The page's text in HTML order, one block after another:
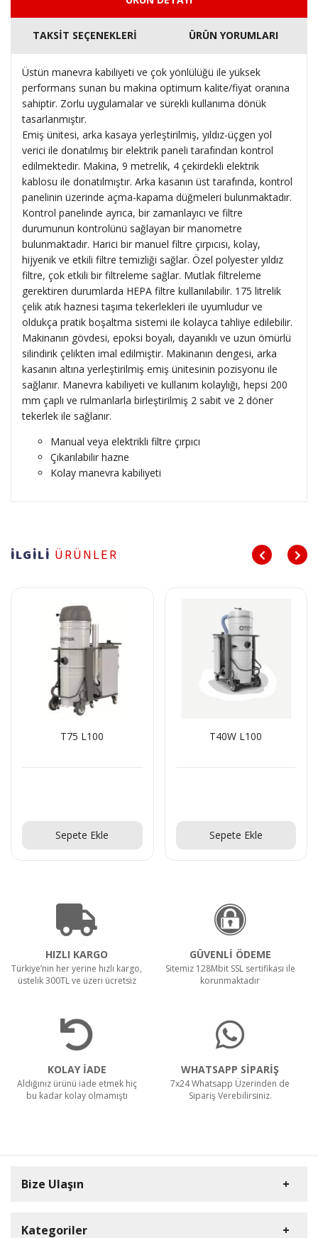
TAKSİT SEÇENEKLERİ ÜRÜN YORUMLARI
Üstün manevra kabiliyeti ve çok yönlülüğü ile yüksek
performans sunan bu makina optimum kalite/fiyat oranına
sahiptir. Zorlu uygulamalar ve sürekli kullanıma dönük
tasarlanmıştır.
Emiş ünitesi, arka kasaya yerleştirilmiş, yıldız-üçgen yol
verici ile donatılmış bir elektrik paneli tarafından kontrol
edilmektedir. Makina, 9 metrelik, 4 çekirdekli elektrik
kablosu ile donatılmıştır. Arka kasanın üst tarafında, kontrol
panelinin üzerinde açma-kapama düğmeleri bulunmaktadır.
Kontrol panelinde ayrıca, bir zamanlayıcı ve filtre
durumunun kontrolünü sağlayan bir manometre
bulunmaktadır. Harici bir manuel filtre çırpıcısı, kolay,
hijyenik ve etkili filtre temizliği sağlar. Özel polyester yıldız
filtre, çok etkili bir filtreleme sağlar. Mutlak filtreleme
gerektiren durumlarda HEPA filtre kullanılabilir. 175 litrelik
çelik atık haznesi taşıma tekerlekleri ile uyumludur ve
oldukça pratik boşaltma sistemi ile kolayca tahliye edilebilir.
Makinanın gövdesi, epoksi boyalı, dayanıklı ve uzun ömürlü
silindirik çelikten imal edilmiştir. Makinanın dengesi, arka
kasanın altına yerleştirilmiş emiş ünitesinin pozisyonu ile
sağlanır. Manevra kabiliyeti ve kullanım kolaylığı, hepsi 200
mm çaplı ve rulmanlarla birleştirilmiş 2 sabit ve 2 döner
tekerlek ile sağlanır.
Manual veya elektrikli filtre çırpıcı
Çıkarılabilir hazne
Kolay manevra kabiliyeti
İLGİLİ ÜRÜNLER
T75 L100
Sepete Ekle
T40W L100
Sepete Ekle
HIZLI KARGO
Türkiye’nin her yerine hızlı kargo,
üstelik 300TL ve üzeri ücretsiz
GÜVENLİ ÖDEME
Sitemiz 128Mbit SSL sertifikası ile
korunmaktadır
KOLAY İADE
Aldığınız ürünü iade etmek hiç
bu kadar kolay olmamıştı
WHATSAPP SİPARİŞ
7x24 Whatsapp Üzerinden de
Sipariş Verebilirsiniz.
Bize Ulaşın
Kategoriler